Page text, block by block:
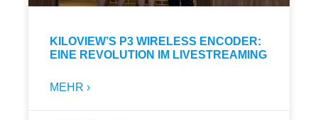
KILOVIEW’S P3 WIRELESS ENCODER:
EINE REVOLUTION IM LIVESTREAMING
MEHR ›